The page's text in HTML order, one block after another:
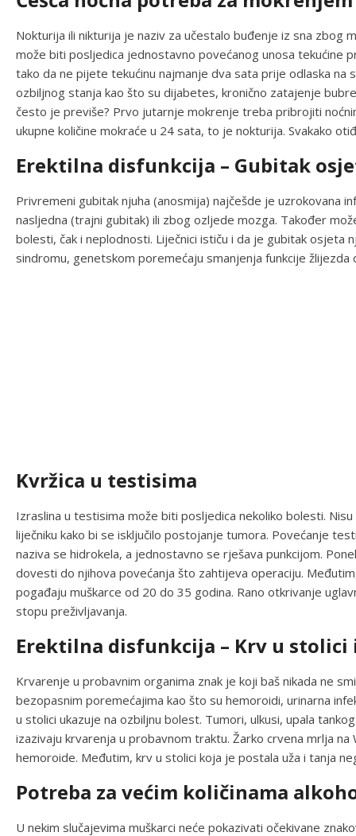
Nokturija ili nikturija je naziv za učestalo buđenje iz sna zbog
može biti posljedica jednostavno povećanog unosa tekućine
tako da ne pijete tekućinu najmanje dva sata prije odlaska na
ozbiljnog stanja kao što su dijabetes, kronično zatajenje
često je previše? Prvo jutarnje mokrenje treba pribrojiti
ukupne količine mokraće u 24 sata, to je nokturija. Svakako
Erektilna disfunkcija – Gubitak
Privremeni gubitak njuha (anosmija) najčešde je uzrokovana
nasljedna (trajni gubitak) ili zbog ozljede mozga. Također
bolesti, čak i neplodnosti. Liječnici ističu i da je gubitak osjeta
sindromu, genetskom poremećaju smanjenja funkcije
Kvržica u testisima
Izraslina u testisima može biti posljedica nekoliko bolesti.
liječniku kako bi se isključilo postojanje tumora. Povećanje
naziva se hidrokela, a jednostavno se rješava punkcijom.
dovesti do njihova povećanja što zahtijeva operaciju.
pogađaju muškarce od 20 do 35 godina. Rano otkrivanje
stopu preživljavanja.
Erektilna disfunkcija – Krv u
Krvarenje u probavnim organima znak je koji baš nikada ne
bezopasnim poremećajima kao što su hemoroidi, urinarna
u stolici ukazuje na ozbiljnu bolest. Tumori, ulkusi, upala
izazivaju krvarenja u probavnom traktu. Žarko crvena mrlja
hemoroide. Međutim, krv u stolici koja je postala uža i tanja
Potreba za većim količinama
U nekim slučajevima muškarci neće pokazivati očekivane